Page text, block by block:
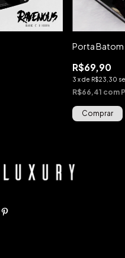
Porta
R$69,90
3 xde R$23,30
R$66,41 com